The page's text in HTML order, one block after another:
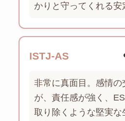
かりと守ってくれる安
ISTJ-AS
非常に真面目。感情
が、責任感が強く、
取り除くような堅実な